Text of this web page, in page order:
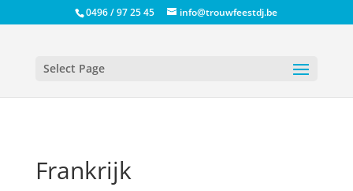
0496 / 97 25 45 info@trouwfeestdj.be
Select Page
Frankrijk